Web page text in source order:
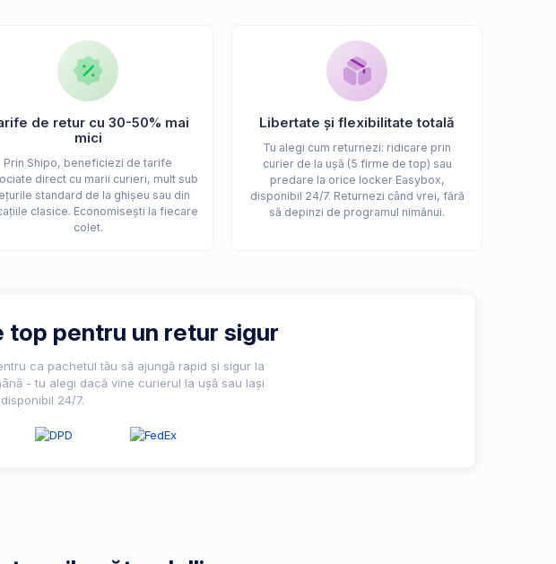
de retur cu 30-50% mai
mici
Prin Shipo, beneficiezi de tarife
direct cu marii curieri, mult sub
standard de la ghișeu sau din
clasice. Economisești la fiecare
colet.
Libertate și flexibilitate totală
Tu alegi cum returnezi: ridicare prin
curier de la ușă (5 firme de top) sau
predare la orice locker Easybox,
disponibil 24/7. Returnezi când vrei, fără
să depinzi de programul nimănui.
top pentru un retur sigur
ca pachetul tău să ajungă rapid și sigur la
- tu alegi dacă vine curierul la ușă sau lași
24/7.